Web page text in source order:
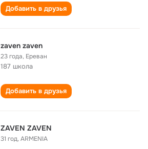
Добавить в друзья
zaven zaven
23 года, Ереван
187 школа
Добавить в друзья
ZAVEN ZAVEN
31 год,ARMENIA